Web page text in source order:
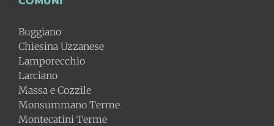
Buggiano
Chiesina Uzzanese
Lamporecchio
Larciano
Massa e Cozzile
Monsummano Terme
Montecatini Terme